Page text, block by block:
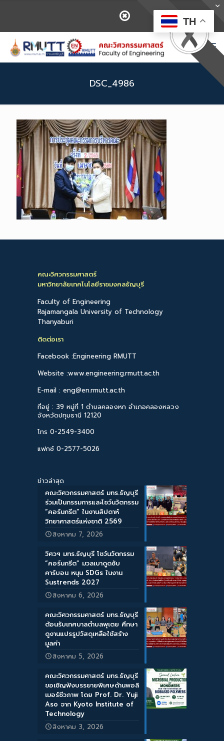
DSC_4986
คณะวิศวกรรมศาสตร์
มหาวิทยาลัยเทคโนโลยีราชมงคลธัญบุรี
Faculty of Engineering
Rajamangala University of Technology
Thanyaburi
ติดต่อเรา
Facebook :Engineering RMUTT
Website :www.engineering.rmutt.ac.th
E-mail : eng@en.rmutt.ac.th
ที่อยู่ : 39 หมู่ที่ 1 ตำบลคลองหก อำเภอคลองหลวง
จังหวัดปทุมธานี 12120
โทร 0-2549-3400
แฟกซ์ 0-2577-5026
ข่าวล่าสุด
คณะวิศวกรรมศาสตร์ มทร.ธัญบุรี
ร่วมเป็นกรรมการและโชว์นวัตกรรม
“คอร์นกรีต” ในงานสัปดาห์
วิทยาศาสตร์แห่งชาติ 2569
สิงหาคม 7, 2026
วิศวฯ มทร.ธัญบุรี โชว์นวัตกรรม
“คอร์นกรีต” มวลเบาดูดซับ
คาร์บอน หนุน SDGs ในงาน
Sustrends 2027
สิงหาคม 6, 2026
คณะวิศวกรรมศาสตร์ มทร.ธัญบุรี
ต้อนรับเทศบาลตำบลพุเตย ศึกษา
ดูงานแปรรูปวัสดุเหลือใช้สร้าง
มูลค่า
สิงหาคม 5, 2026
คณะวิศวกรรมศาสตร์ มทร.ธัญบุรี
ขอเชิญฟังบรรยายพิเศษด้านพอลิ
เมอร์ชีวภาพ โดย Prof. Dr. Yuji
Aso จาก Kyoto Institute of
Technology
สิงหาคม 3, 2026
TH